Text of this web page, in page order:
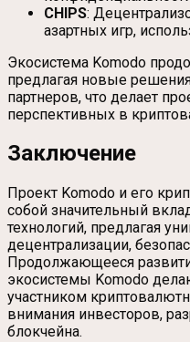
CHIPS:
азартных игр,
Экосистема Komodo
предлагая новые
партнеров, что делает
перспективных в
Заключение
Проект Komodo и его
собой значительный
технологий, предлагая
децентрализации,
Продолжающееся
экосистемы Komodo
участником
внимания инвесторов,
блокчейна.